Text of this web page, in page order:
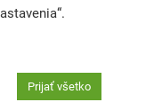
Prijať všetko